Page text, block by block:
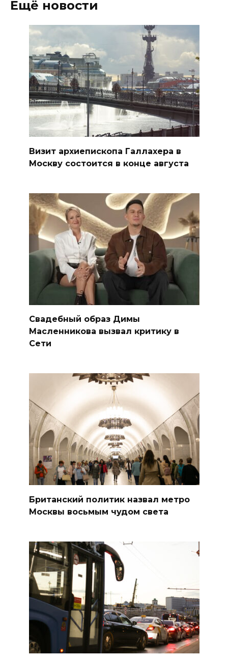
Ещё новости
Визит архиепископа Галлахера в
Москву состоится в конце августа
Свадебный образ Димы
Масленникова вызвал критику в
Сети
Британский политик назвал метро
Москвы восьмым чудом света